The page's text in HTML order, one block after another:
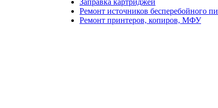
Заправка картриджей
Ремонт источников бесперебойного
Ремонт принтеров, копиров, МФУ